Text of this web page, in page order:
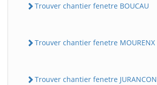
Trouver chantier fenetre BOUCAU
Trouver chantier fenetre MOURENX
Trouver chantier fenetre JURANCON